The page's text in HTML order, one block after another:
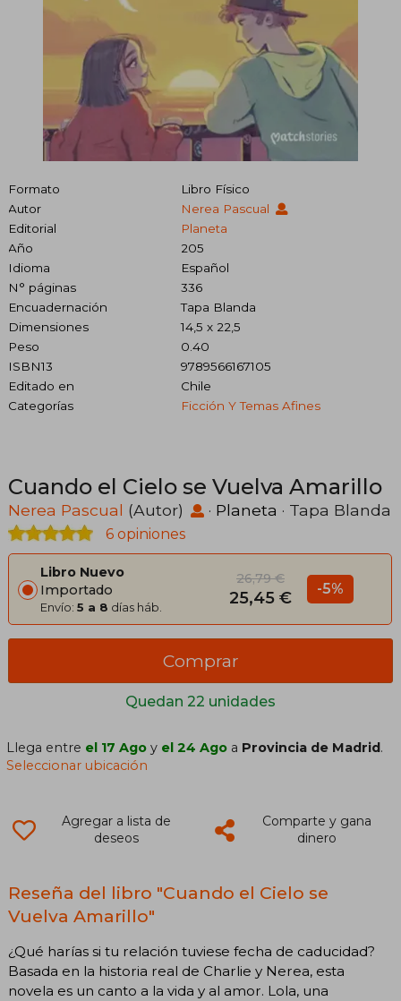
Formato
Libro Físico
Autor
Nerea Pascual
Editorial
Planeta
Año
205
Idioma
Español
N° páginas
336
Encuadernación
Tapa Blanda
Dimensiones
14,5 x 22,5
Peso
0.40
ISBN13
9789566167105
Editado en
Chile
Categorías
Ficción Y Temas Afines
Cuando el Cielo se Vuelva Amarillo
Nerea Pascual (Autor) · Planeta · Tapa Blanda
6 opiniones
Libro Nuevo
Importado
Envío: 5 a 8 días háb.
26,79 €
25,45 € -5%
Quedan 22 unidades
Comprar
Llega entre el 17 Ago y el 24 Ago a Provincia de Madrid .
Seleccionar ubicación
Agregar a lista de
deseos
Comparte y gana
dinero
Reseña del libro "Cuando el Cielo se
Vuelva Amarillo"
¿Qué harías si tu relación tuviese fecha de caducidad?
Basada en la historia real de Charlie y Nerea, esta
novela es un canto a la vida y al amor. Lola, una